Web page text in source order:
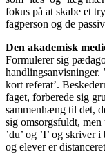
fokus på at skabe et
fagperson og de
Den akademisk
Formulerer sig
handlingsanvisninger.
kort referat’.
faget, forberede sig
sammenhæng til det,
sig omsorgsfuldt,
’du’ og ’I’ og
og elever er